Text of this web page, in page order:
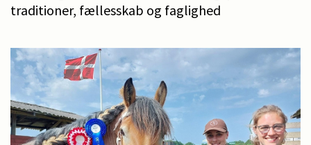
traditioner, fællesskab og faglighed